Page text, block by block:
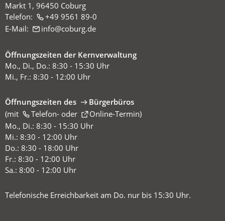
Markt 1, 96450 Coburg
Telefon:
+49 9561 89-0
E-Mail:
info coburg de
Öffnungszeiten der Kernverwaltung
Mo., Di., Do.: 8:30 - 15:30 Uhr
Mi., Fr.: 8:30 - 12:00 Uhr
Öffnungszeiten des
Bürgerbüros
(mit
Telefon-oder Online-Termin
(Öffnet
in
einem
neuen
Tab)
)
Mo., Di.: 8:30 - 15:30 Uhr
Mi.: 8:30 - 12:00 Uhr
Do.: 8:30 - 18:00 Uhr
Fr.: 8:30 - 12:00 Uhr
Sa.: 8:00 - 12:00 Uhr
Telefonische Erreichbarkeit am Do. nur bis 15:30 Uhr.